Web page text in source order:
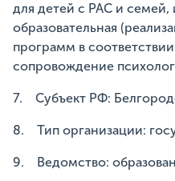
для детей с РАС и
образовательная
программ в
сопровождение
7. Субъект РФ:
8. Тип организации:
9. Ведомство: